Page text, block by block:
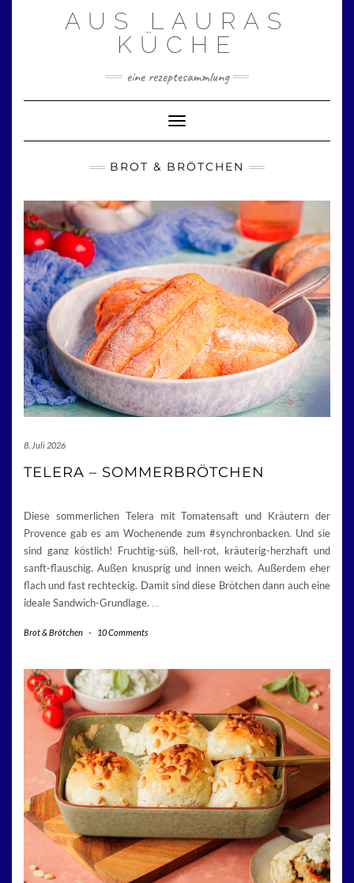
AUS LAURAS
KÜCHE
eine rezeptesammlung
Toggle Navigation
BROT & BRÖTCHEN
8. Juli 2026
TELERA – SOMMERBRÖTCHEN
Diese sommerlichen Telera mit Tomatensaft und Kräutern der
Provence gab es am Wochenende zum #synchronbacken. Und sie
sind ganz köstlich! Fruchtig-süß, hell-rot, kräuterig-herzhaft und
sanft-flauschig. Außen knusprig und innen weich. Außerdem eher
flach und fast rechteckig. Damit sind diese Brötchen dann auch eine
ideale Sandwich-Grundlage.
Brot & Brötchen - 10 Comments